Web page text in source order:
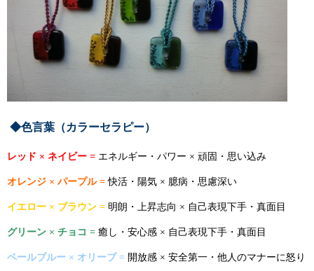
◆色言葉 （カラーセラピー）
レッド × ネイビー = エネルギー・パワー × 頑固・思い込み
オレンジ × パープル = 快活・陽気 × 臆病・思慮深い
イエロー × ブラウン = 明朗・上昇志向 × 自己表現下手・真面目
グリーン × チョコ = 癒し・安心感 × 自己表現下手・真面目
ペールブルー × オリーブ = 開放感 × 安全第一・他人のマナーに怒り